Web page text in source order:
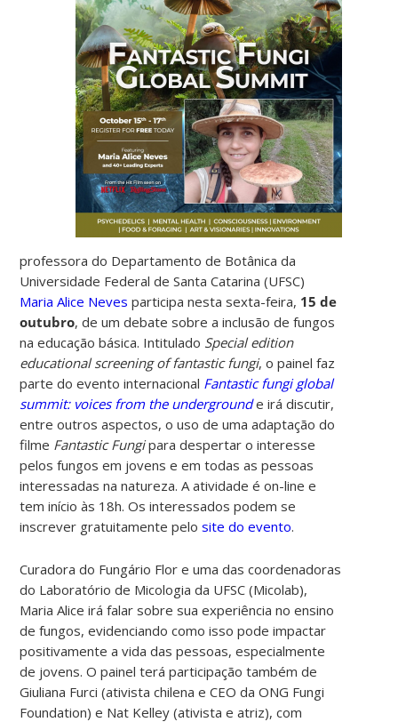
professora do Departamento de Botânica da
Universidade Federal de Santa Catarina (UFSC)
Maria Alice Neves participa nesta sexta-feira, 15 de
outubro, de um debate sobre a inclusão de fungos
na educação básica. Intitulado Special edition
educational screening of fantastic fungi, o painel faz
parte doevento internacional Fantastic fungi global
summit: voices from the undergrounde irá discutir,
entre outros aspectos, o uso de uma adaptação do
filme Fantastic Fungipara despertar o interesse
pelos fungos em jovens e em todas as pessoas
interessadas na natureza. A atividade é on-line e
tem início às 18h. Os interessados podem se
inscrever gratuitamente pelosite do evento.
Curadora do Fungário Flor e uma das coordenadoras
do Laboratório de Micologia da UFSC (Micolab),
Maria Alice irá falar sobre sua experiência no ensino
de fungos, evidenciando como isso pode impactar
positivamente a vida das pessoas, especialmente
de jovens. O painel terá participação também de
Giuliana Furci (ativista chilena e CEO da ONG Fungi
Foundation) e Nat Kelley (ativista e atriz), com